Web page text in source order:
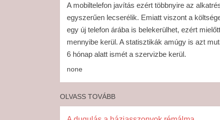
A mobiltelefon javítás ezért többnyire az
egyszerűen lecserélik. Emiatt viszont a
egy új telefon árába is belekerülhet, ezért
mennyibe kerül. A statisztikák amúgy is azt
6 hónap alatt ismét a szervizbe kerül.
none
OLVASS TOVÁBB